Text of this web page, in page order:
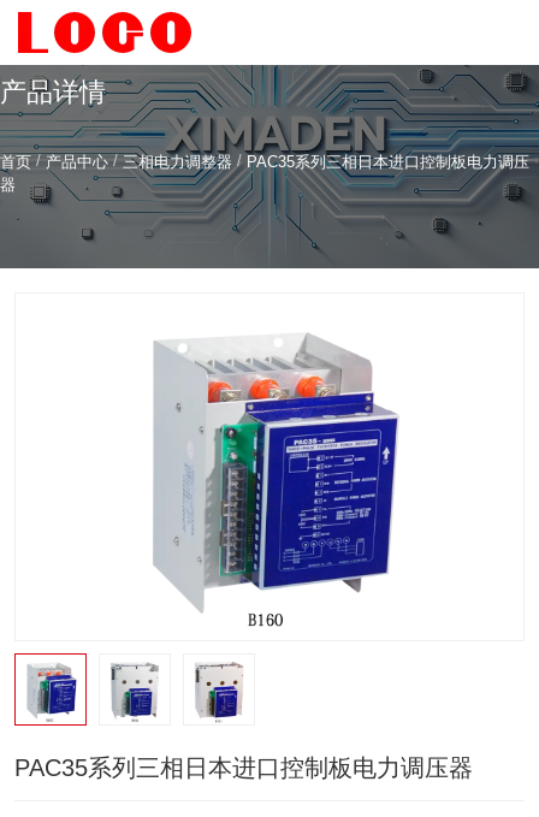
希曼顿科技专注研发与制造
全系列工业级交流固态继电器（SSR）、一体化电力调整
4006-186-396
产品详情
首页 / 产品中心 /三相电力调整器 / PAC35系列三相日本进口控制板电力调压
器
PAC35系列三相日本进口控制板电力调压器